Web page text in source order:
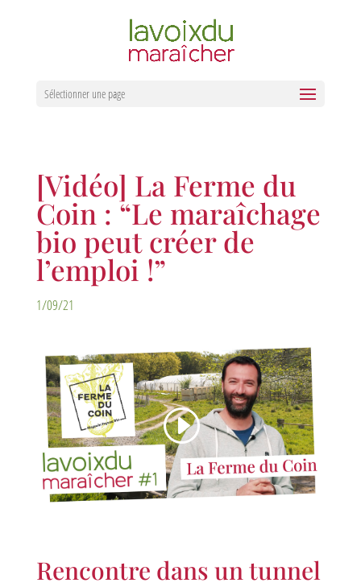
Sélectionner une page
[Vidéo] La Ferme du
Coin : “Le maraîchage
bio peut créer de
l’emploi !”
1/09/21
Rencontre dans un tunnel